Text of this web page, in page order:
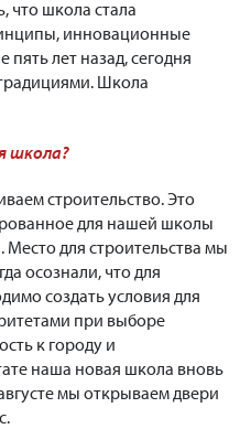
что школа стала
инновационные
лет назад, сегодня
Школа
школа?
строительство. Это
для нашей школы
для строительства мы
осознали, что для
создать условия для
при выборе
к городу и
наша новая школа вновь
мы открываем двери